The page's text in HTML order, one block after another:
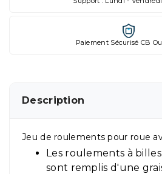
Paiement Sécurisé CB
Description
Jeu de roulements pour roue
Les roulements à billes
sont remplis d'une